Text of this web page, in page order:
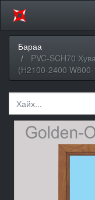
Бараа
PVC-SCH70
(H2100-2400